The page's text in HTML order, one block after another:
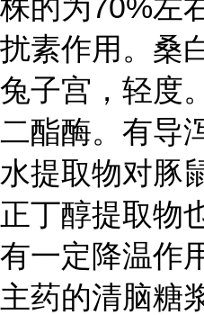
株的为70%左
扰素作用。桑
兔子宫，轻度
二酯酶。有导
水提取物对豚
正丁醇提取物
有一定降温作
主药的清脑糖